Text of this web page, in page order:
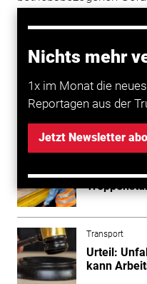
Nichts mehr
1x im Monat die
Reportagen aus der
Jetzt Newsletter
einem weiter entfernt
konkreten Fall. Daher
noch in Revision
Transport
Transport
Urteil:
kann